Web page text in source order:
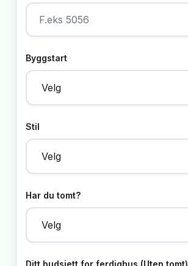
Byggstart
Stil
Har du tomt?
Ditt budsjett for ferdighus (Uten tomt)